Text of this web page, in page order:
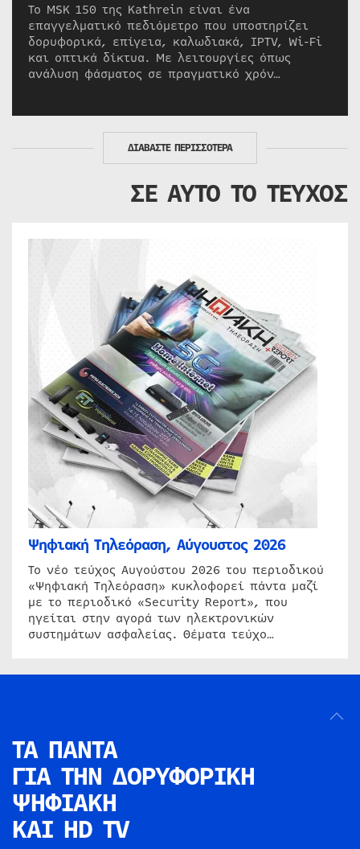
Το MSK 150 της Kathrein είναι ένα
επαγγελματικό πεδιόμετρο που υποστηρίζει
δορυφορικά, επίγεια, καλωδιακά, IPTV, Wi-Fi
και οπτικά δίκτυα. Με λειτουργίες όπως
ανάλυση φάσματος σε πραγματικό χρόν…
ΔΙΑΒΑΣΤΕ ΠΕΡΙΣΣΟΤΕΡΑ
ΣΕ ΑΥΤΟ ΤΟ ΤΕΥΧΟΣ
Ψηφιακή Τηλεόραση, Αύγουστος 2026
Το νέο τεύχος Αυγούστου 2026 του περιοδικού
«Ψηφιακή Τηλεόραση» κυκλοφορεί πάντα μαζί
με το περιοδικό «Security Report», που
ηγείται στην αγορά των ηλεκτρονικών
συστημάτων ασφαλείας. Θέματα τεύχο…
ΤΑ ΠΑΝΤΑ
ΓΙΑ ΤΗΝ ΔΟΡΥΦΟΡΙΚΗ
ΨΗΦΙΑΚΗ
ΚΑΙ HD TV